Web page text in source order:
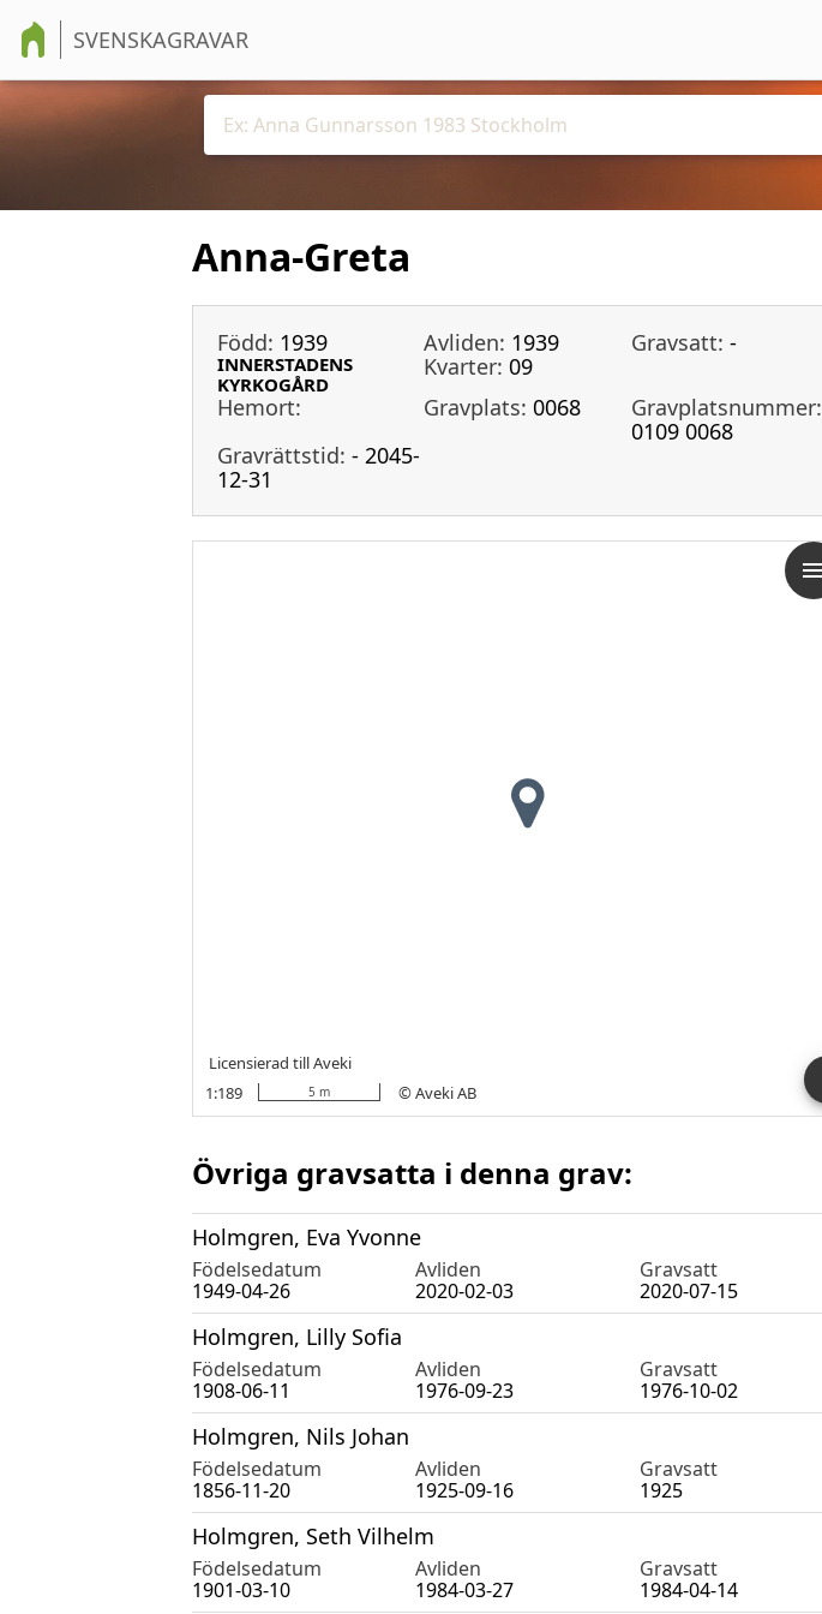
SVENSKAGRAVAR
Anna-Greta
Född: 1939 Avliden: 1939 Gravsatt: -
INNERSTADENS
KYRKOGÅRD
Kvarter: 09
Hemort:
Gravplats: 0068
Gravplatsnummer:
0109 0068
Gravrättstid: - 2045-
12-31
Övriga gravsatta i denna grav:
Holmgren, Eva Yvonne
Födelsedatum Avliden
Gravsatt
1949-04-26
2020-02-03 2020-07-15
Holmgren, Lilly Sofia
Födelsedatum Avliden
Gravsatt
1908-06-11
1976-09-23 1976-10-02
Holmgren, Nils Johan
Födelsedatum Avliden
Gravsatt
1856-11-20
1925-09-16 1925
Holmgren, Seth Vilhelm
Födelsedatum Avliden
Gravsatt
1901-03-10
1984-03-27 1984-04-14